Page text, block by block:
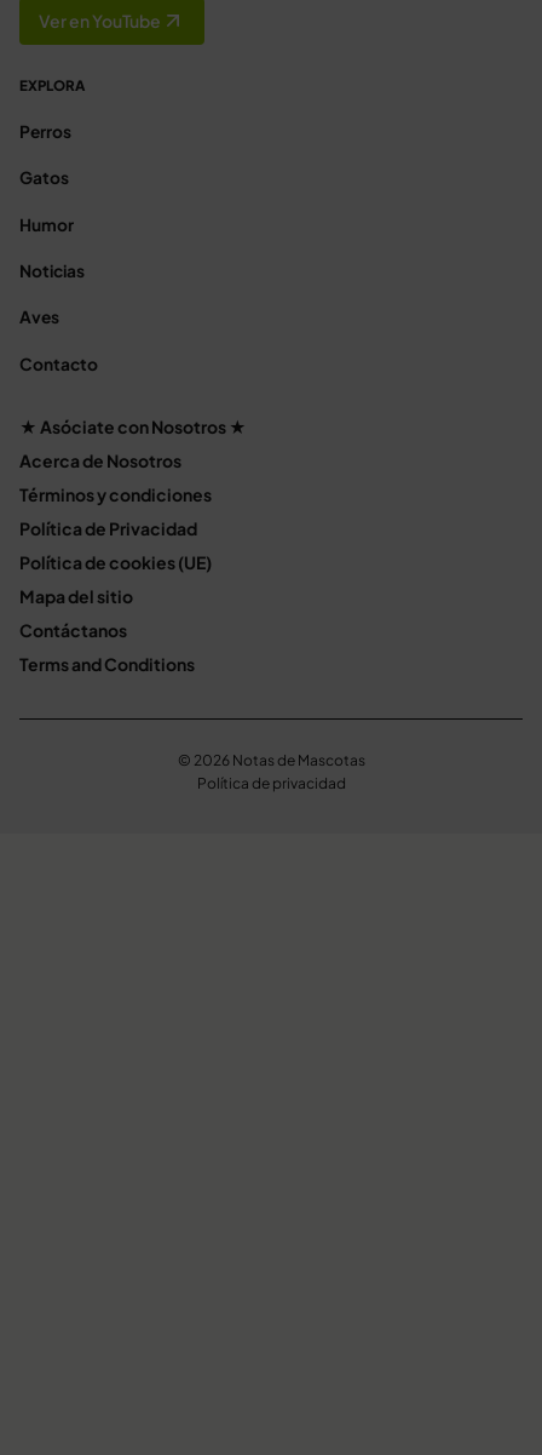
Ver en YouTube
EXPLORA
Perros
Gatos
Humor
Noticias
Aves
Contacto
★ Asóciate con Nosotros ★
Acerca de Nosotros
Términos y condiciones
Política de Privacidad
Política de cookies (UE)
Mapa del sitio
Contáctanos
Terms and Conditions
© 2026 Notas de Mascotas
Política de privacidad